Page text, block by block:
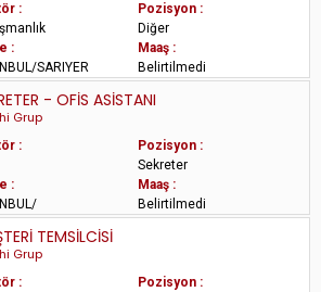
:
Pozisyon :
Diğer
:
SARIYER
Maaş :
Belirtilmedi
- OFİS ASİSTANI
Grup
:
Pozisyon :
Sekreter
:
Maaş :
Belirtilmedi
TEMSİLCİSİ
Grup
:
Pozisyon :